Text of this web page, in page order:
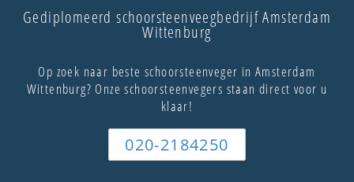
Gediplomeerd schoorsteenveegbedrijf Amsterdam
Wittenburg
Op zoek naar beste schoorsteenveger in Amsterdam
Wittenburg? Onze schoorsteenvegers staan direct voor u
klaar!
020-2184250